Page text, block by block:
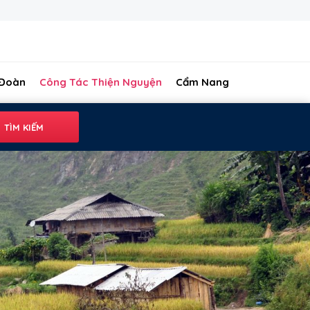
Công Tác Thiện Nguyện Cẩm Nang